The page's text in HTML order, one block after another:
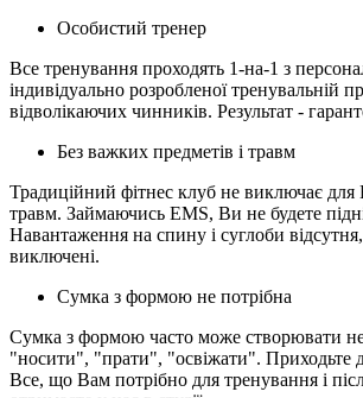
Особистий тренер
Все тренування проходять 1-на-1 з
індивідуально розробленої тренувальній
відволікаючих чинників. Результат -
Без важких предметів і травм
Традиційний фітнес клуб не виключає
травм. Займаючись EMS, Ви не будете
Навантаження на спину і суглоби
виключені.
Сумка з формою не потрібна
Сумка з формою часто може створювати
"носити", "прати", "освіжати". Приходьте
Все, що Вам потрібно для тренування і